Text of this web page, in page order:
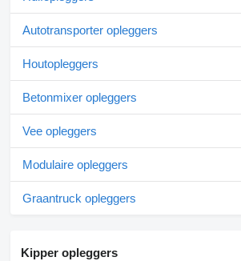
Autotransporter opleggers
Houtopleggers
Betonmixer opleggers
Vee opleggers
Modulaire opleggers
Graantruck opleggers
Kipper opleggers